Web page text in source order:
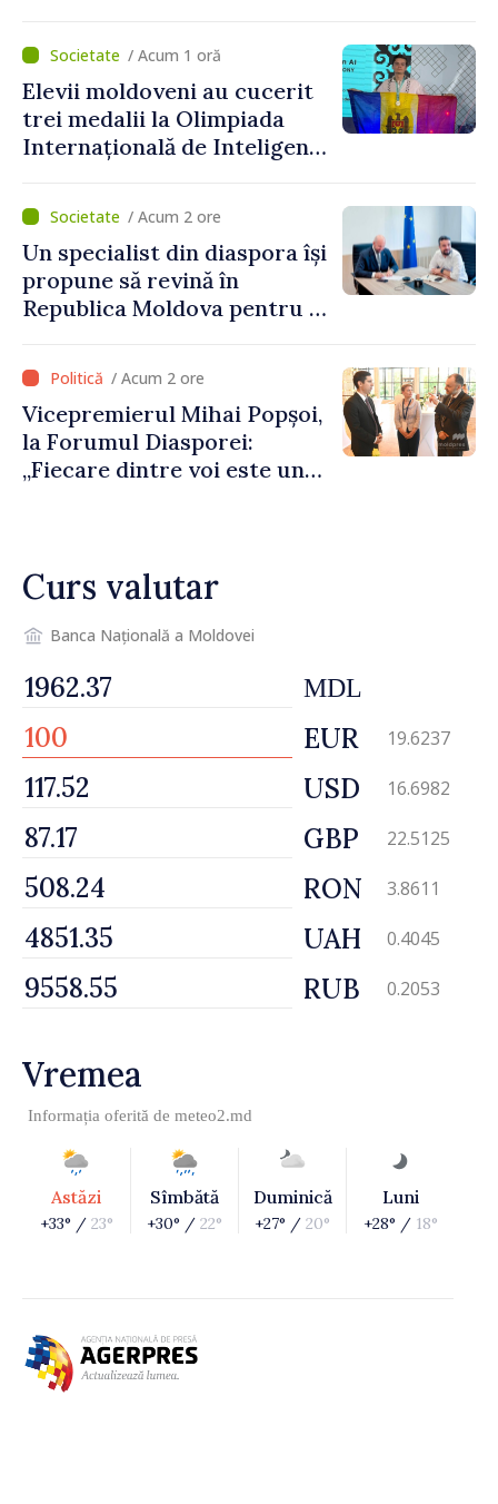
pentru investiții. Igor
Grosu: „Este important să
depășim blocajele și să dăm o
șansă localităților să se
dezvolte”
/ Acum 1 oră
Elevii moldoveni au cucerit
trei medalii la Olimpiada
Internațională de Inteligență
/ Acum 2 ore
Un specialist din diaspora își
propune să revină în
Republica Moldova pentru a
registrului naval național
/ Acum 2 ore
Vicepremierul Mihai Popșoi,
la Forumul Diasporei:
„Fiecare dintre voi este un
Curs valutar
Banca Națională a Moldovei
MDL
EUR 19.6237
USD 16.6982
GBP 22.5125
RON 3.8611
UAH 0.4045
RUB 0.2053
Vremea
Informația oferită de meteo2.md
Astăzi
+33° / 23°
Sîmbătă
+30° / 22°
Duminică
+27° / 20°
Luni
+28° / 18°